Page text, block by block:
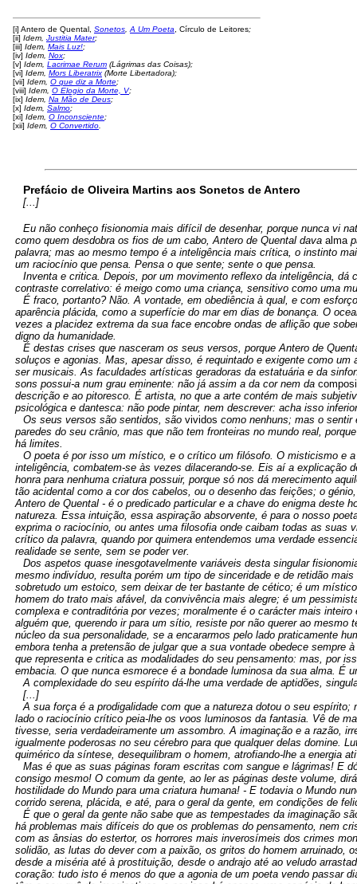
[i] Antero de Quental, Sonetos A Um Poeta , Círculo de Leitores;
[ii] Idem, Justitia Mater;
[iii] Idem, Mais Luz!;
[iv] Idem, Nox;
[v] Idem, Lacrimae Rerum (Lágrimas das Coisas);
[vi] Idem, Mors Liberatrix (Morte Libertadora);
[vii] Idem, O que diz a Morte;
[viii] Idem, O Elogio da Morte, V;
[ix] Idem, Na Mão de Deus;
[x] Idem, Salmo;
[xi] Idem, O Inconsciente;
[xii] Idem, O Convertido
Prefácio de Oliveira Martins aos Sonetos de Antero
[...]
Eu não conheço fisionomia mais difícil de desenhar, porque nunca vi
como quem desdobra os fios de um cabo, Antero de Quental dava alma
palavra; mas ao mesmo tempo é a inteligência mais crítica, o instinto
um raciocínio que pensa. Pensa o que sente; sente o que pensa.
Inventa e critica. Depois, por um movimento reflexo da inteligência,
contraste correlativo: é meigo como uma criança, sensitivo como uma
É fraco, portanto? Não. A vontade, em obediência à qual, e com
aparência plácida, como a superfície do mar em dias de bonança. O
vezes a placidez extrema da sua face encobre ondas de aflição que
digno da humanidade.
É destas crises que nasceram os seus versos, porque Antero de
soluços e agonias. Mas, apesar disso, é requintado e exigente como
ser musicais. As faculdades artísticas geradoras da estatuária e da
sons possui-a num grau eminente: não já assim a da cor nem da
descrição e ao pitoresco. É artista, no que a arte contém de mais
psicológica e dantesca: não pode pintar, nem descrever: acha isso
Os seus versos são sentidos, são vividos como nenhuns; mas o
paredes do seu crânio, mas que não tem fronteiras no mundo real,
há limites.
O poeta é por isso um místico, e o crítico um filósofo. O misticismo e
inteligência, combatem-se às vezes dilacerando-se. Eis aí a explicação
honra para nenhuma criatura possuir, porque só nos dá merecimento
tão acidental como a cor dos cabelos, ou o desenho das feições; o
Antero de Quental - é o predicado particular e a chave do enigma deste
natureza. Essa intuição, essa aspiração absorvente, é para o nosso
exprima o raciocínio, ou antes uma filosofia onde caibam todas as suas
crítico da palavra, quando por quimera entendemos uma verdade
realidade se sente, sem se poder ver.
Dos aspetos quase inesgotavelmente variáveis desta singular
mesmo indivíduo, resulta porém um tipo de sinceridade e de retidão
sobretudo um estoico, sem deixar de ter bastante de cético; é um
homem do trato mais afável, da convivência mais alegre; é um
complexa e contraditória por vezes; moralmente é o carácter mais
alguém que, querendo ir para um sítio, resiste por não querer ao
núcleo da sua personalidade, se a encararmos pelo lado praticamente
embora tenha a pretensão de julgar que a sua vontade obedece
que representa e critica as modalidades do seu pensamento: mas, por
embacia. O que nunca esmorece é a bondade luminosa da sua alma. É
A complexidade do seu espírito dá-lhe uma verdade de aptidões,
[...]
A sua força é a prodigalidade com que a natureza dotou o seu
lado o raciocínio crítico peia-lhe os voos luminosos da fantasia. Vê de
tivesse, seria verdadeiramente um assombro. A imaginação e a razão,
igualmente poderosas no seu cérebro para que qualquer delas domine.
quimérico da síntese, desequilibram o homem, atrofiando-lhe a energia
Mas é que as suas páginas foram escritas com sangue e lágrimas! E
consigo mesmo! O comum da gente, ao ler as páginas deste volume,
hostilidade do Mundo para uma criatura humana! - E todavia o Mundo
corrido serena, plácida, e até, para o geral da gente, em condições de
É que o geral da gente não sabe que as tempestades da imaginação
há problemas mais difíceis do que os problemas do pensamento, nem
com as ânsias do estertor, os horrores mais inverosímeis dos crimes
solidão, as lutas do dever com a paixão, os gritos do homem arruinado,
desde a miséria até à prostituição, desde o andrajo até ao veludo
coração: tudo isto é menos do que a agonia de um poeta vendo passar